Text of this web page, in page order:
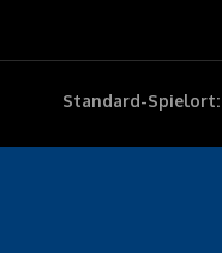
Standard-Spielort: